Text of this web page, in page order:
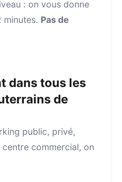
: on vous donne
minutes. Pas de
dans tous les
de
public, privé,
commercial, on